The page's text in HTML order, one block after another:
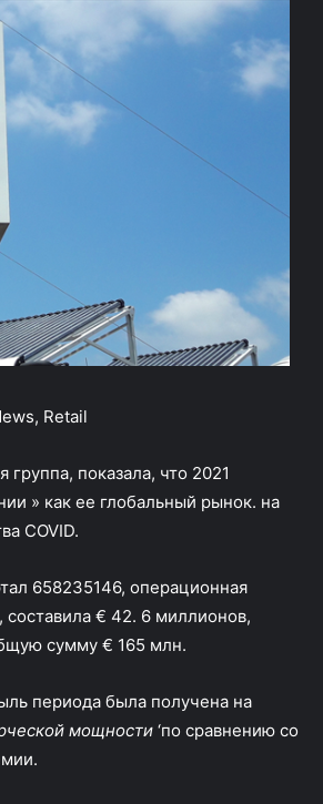
Retail
группа, показала, что 2021
» как ее глобальный рынок. на
COVID.
658235146, операционная
составила € 42. 6 миллионов,
сумму € 165 млн.
периода была получена на
мощности ‘по сравнению со